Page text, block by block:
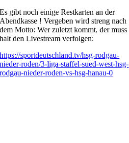
Es gibt noch einige Restkarten an der
Abendkasse ! Vergeben wird streng nach
dem Motto: Wer zuletzt kommt, der muss
halt den Livestream verfolgen:
https://sportdeutschland.tv/hsg-rodgau-
nieder-roden/3-liga-staffel-sued-west-hsg-
rodgau-nieder-roden-vs-hsg-hanau-0